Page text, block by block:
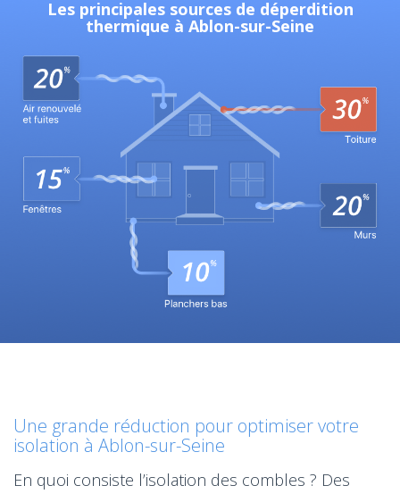
Les principales sources de déperdition
thermique à Ablon-sur-Seine
Une grande réduction pour optimiser votre
isolation à Ablon-sur-Seine
En quoi consiste l’isolation des combles ? Des